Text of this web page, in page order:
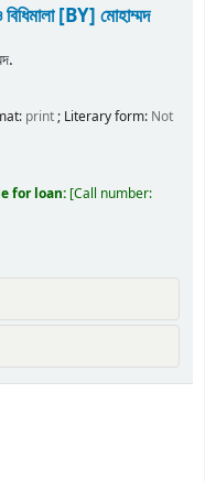
[BY] মোহাম্মদ
print; Literary form: Not
for loan: Call number: